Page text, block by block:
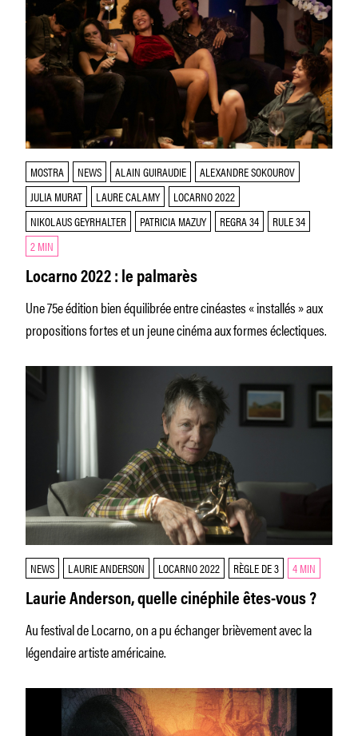
MOSTRA NEWS ALAIN GUIRAUDIE
ALEXANDRE SOKOUROV
JULIA MURAT
LAURE CALAMY
LOCARNO 2022
NIKOLAUS GEYRHALTER
PATRICIA MAZUY REGRA 34
RULE 34
2 MIN
Locarno 2022 : le palmarès
Une 75e édition bien équilibrée entre cinéastes « installés » aux
propositions fortes et un jeune cinéma aux formes éclectiques.
NEWS LAURIE ANDERSON LOCARNO 2022 RÈGLE DE 3 4 MIN
Laurie Anderson, quelle cinéphile êtes-vous ?
Au festival de Locarno, on a pu échanger brièvement avec la
légendaire artiste américaine.